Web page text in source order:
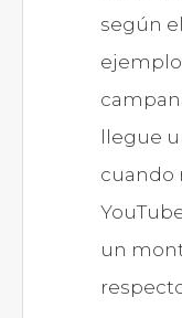
según
llegue
cuando
un